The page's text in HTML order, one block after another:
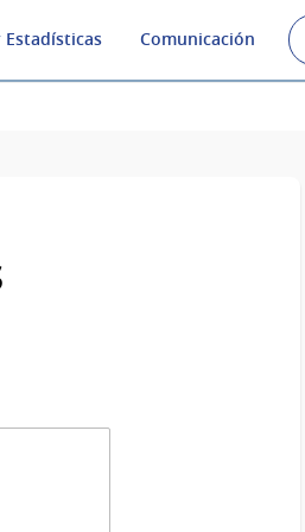
Estadísticas Comunicación